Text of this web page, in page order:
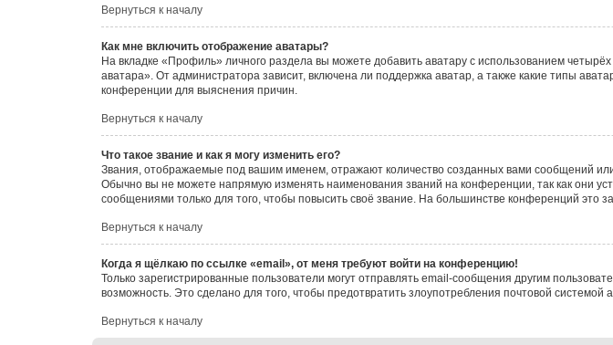
Вернуться к началу
Как мне включить отображение аватары?
На вкладке «Профиль» личного раздела вы можете добавить аватару с использованием
аватара». От администратора зависит, включена ли поддержка аватар, а также какие типы
конференции для выяснения причин.
Вернуться к началу
Что такое звание и как я могу изменить его?
Звания, отображаемые под вашим именем, отражают количество созданных вами сообщений
Обычно вы не можете напрямую изменять наименования званий на конференции, так как они
сообщениями только для того, чтобы повысить своё звание. На большинстве конференций
Вернуться к началу
Когда я щёлкаю по ссылке «email», от меня требуют войти на конференцию!
Только зарегистрированные пользователи могут отправлять email-сообщения другим
возможность. Это сделано для того, чтобы предотвратить злоупотребления почтовой
Вернуться к началу